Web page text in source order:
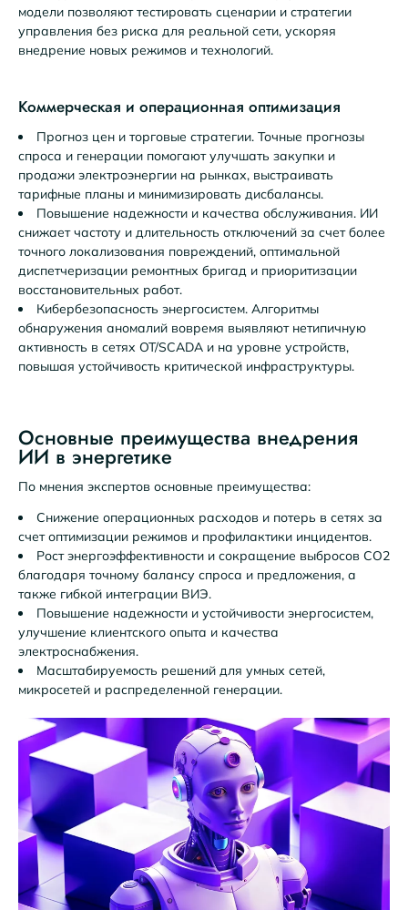
модели позволяют тестировать сценарии и стратегии
управления без риска для реальной сети, ускоряя
внедрение новых режимов и технологий.
Коммерческая и операционная оптимизация
Прогноз цен и торговые стратегии. Точные прогнозы
спроса и генерации помогают улучшать закупки и
продажи электроэнергии на рынках, выстраивать
тарифные планы и минимизировать дисбалансы.
Повышение надежности и качества обслуживания. ИИ
снижает частоту и длительность отключений за счет более
точного локализования повреждений, оптимальной
диспетчеризации ремонтных бригад и приоритизации
восстановительных работ.
Кибербезопасность энергосистем. Алгоритмы
обнаружения аномалий вовремя выявляют нетипичную
активность в сетях OT/SCADA и на уровне устройств,
повышая устойчивость критической инфраструктуры.
Основные преимущества внедрения
ИИ в энергетике
По мнения экспертов основные преимущества:
Снижение операционных расходов и потерь в сетях за
счет оптимизации режимов и профилактики инцидентов.
Рост энергоэффективности и сокращение выбросов CO2
благодаря точному балансу спроса и предложения, а
также гибкой интеграции ВИЭ.
Повышение надежности и устойчивости энергосистем,
улучшение клиентского опыта и качества
электроснабжения.
Масштабируемость решений для умных сетей,
микросетей и распределенной генерации.